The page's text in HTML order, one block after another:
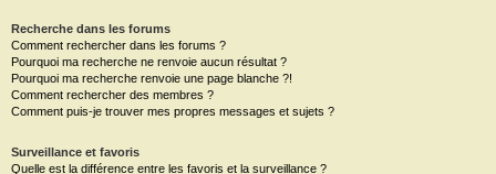
Recherche dans les forums
Comment rechercher dans les forums ?
Pourquoi ma recherche ne renvoie aucun résultat ?
Pourquoi ma recherche renvoie une page blanche ?!
Comment rechercher des membres ?
Comment puis-je trouver mes propres messages et sujets ?
Surveillance et favoris
Quelle est la différence entre les favoris et la surveillance ?